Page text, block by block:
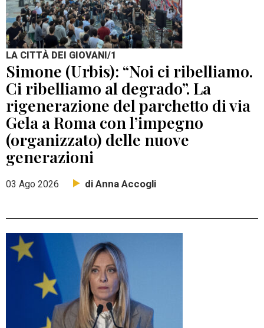
LA CITTÀ DEI GIOVANI/1
Simone (Urbis): “Noi ci ribelliamo.
Ci ribelliamo al degrado”. La
rigenerazione del parchetto di via
Gela a Roma con l’impegno
(organizzato) delle nuove
generazioni
03 Ago 2026 di Anna Accogli